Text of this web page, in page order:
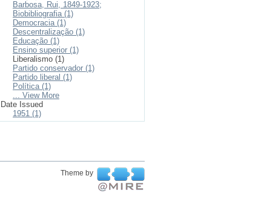
Barbosa, Rui, 1849-1923;
Biobibliografia (1)
Democracia (1)
Descentralização (1)
Educação (1)
Ensino superior (1)
Liberalismo (1)
Partido conservador (1)
Partido liberal (1)
Política (1)
... View More
Date Issued
1951 (1)
Theme by